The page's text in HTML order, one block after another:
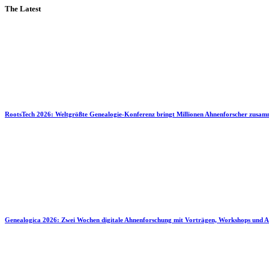
The Latest
RootsTech 2026: Weltgrößte Genealogie-Konferenz bringt Millionen Ahnenforscher
Genealogica 2026: Zwei Wochen digitale Ahnenforschung mit Vorträgen, Workshops und